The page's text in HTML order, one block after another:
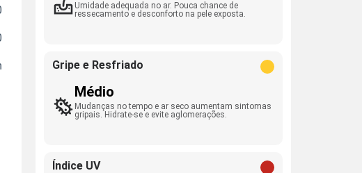
Umidade adequada no ar. Pouca chance de
ressecamento e desconforto na pele exposta.
Gripe e Resfriado
Médio
Mudanças no tempo e ar seco aumentam sintomas
gripais. Hidrate-se e evite aglomerações.
Índice UV